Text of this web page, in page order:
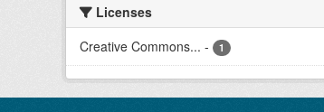
Licenses
Creative Commons... - 1